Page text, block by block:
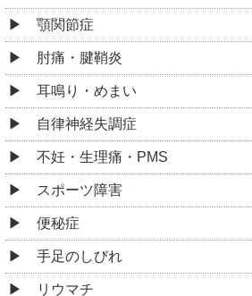
顎関節症
肘痛・腱鞘炎
耳鳴り・めまい
自律神経失調症
不妊・生理痛・PMS
スポーツ障害
便秘症
手足のしびれ
リウマチ